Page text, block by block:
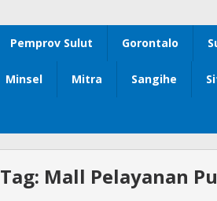
Pemprov Sulut Gorontalo
Minsel Mitra Sangihe
Tag: Mall Pelayanan